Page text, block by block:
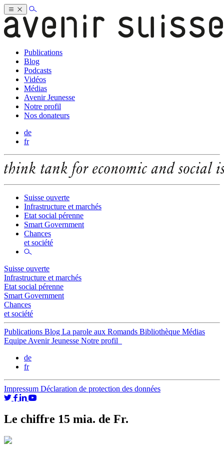
Publications
Blog
Podcasts
Vidéos
Médias
Avenir Jeunesse
Notre profil
Nos donateurs
de
fr
Suisse ouverte
Infrastructure et marchés
Etat social pérenne
Smart Government
Chances
et société
Suisse ouverte
Infrastructure et marchés
Etat social pérenne
Smart Government
Chances
et société
Publications Blog La parole aux Romands Bibliothèque Médias
Equipe Avenir Jeunesse Notre profil
de
fr
Impressum Déclaration de protection des données
Le chiffre 15 mia. de Fr.